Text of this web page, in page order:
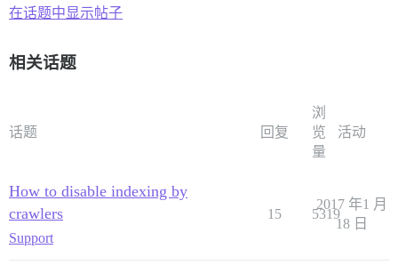
在话题中显示帖子
相关话题
话题 回复
浏
览
量
活动
How to disable indexing by
crawlers
Support
15 5319
2017 年1 月
18 日